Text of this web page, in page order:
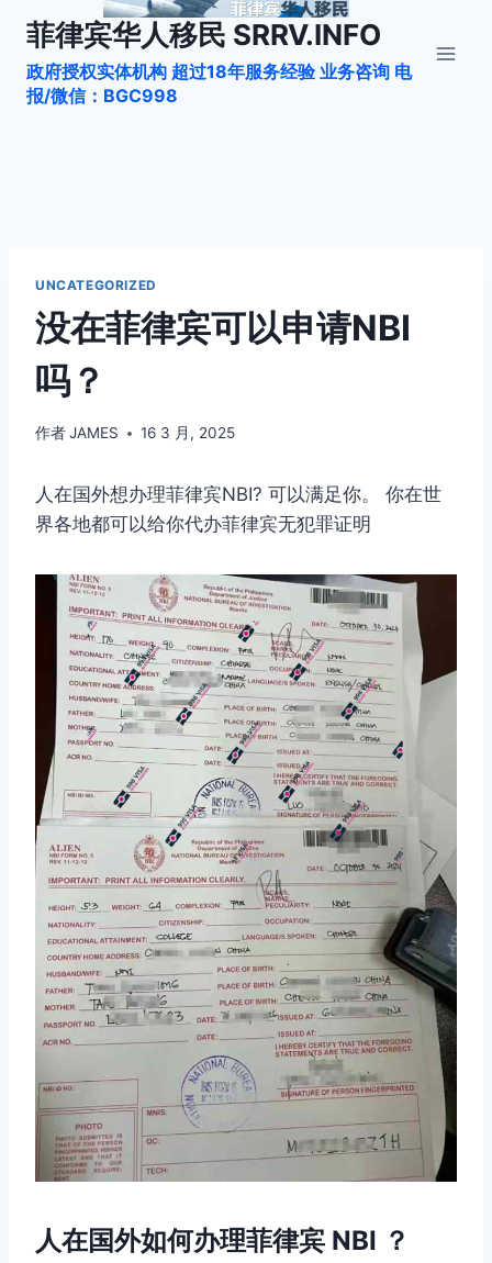
菲律宾华人移民 SRRV.INFO
政府授权实体机构 超过18年服务经验 业务咨询 电
报/微信：BGC998
UNCATEGORIZED
没在菲律宾可以申请NBI
吗？
作者JAMES 16 3 月, 2025
人在国外想办理菲律宾NBI? 可以满足你。 你在世
界各地都可以给你代办菲律宾无犯罪证明
人在国外如何办理菲律宾 NBI ？